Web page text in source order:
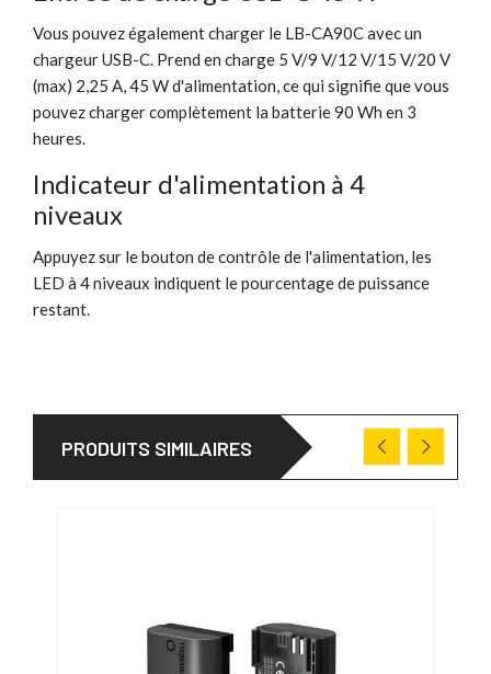
Vous pouvez également charger le LB-CA90C avec un
chargeur USB-C. Prend en charge 5 V/9 V/12 V/15 V/20 V
(max) 2,25 A, 45 W d'alimentation, ce qui signifie que vous
pouvez charger complètement la batterie 90 Wh en 3
heures.
Indicateur d'alimentation à 4
niveaux
Appuyez sur le bouton de contrôle de l'alimentation, les
LED à 4 niveaux indiquent le pourcentage de puissance
restant.
PRODUITS SIMILAIRES